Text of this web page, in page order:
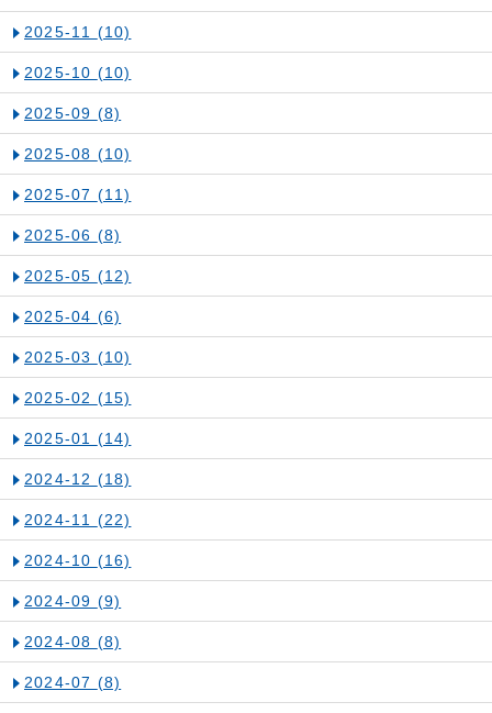
2025-11 (10)
2025-10 (10)
2025-09 (8)
2025-08 (10)
2025-07 (11)
2025-06 (8)
2025-05 (12)
2025-04 (6)
2025-03 (10)
2025-02 (15)
2025-01 (14)
2024-12 (18)
2024-11 (22)
2024-10 (16)
2024-09 (9)
2024-08 (8)
2024-07 (8)